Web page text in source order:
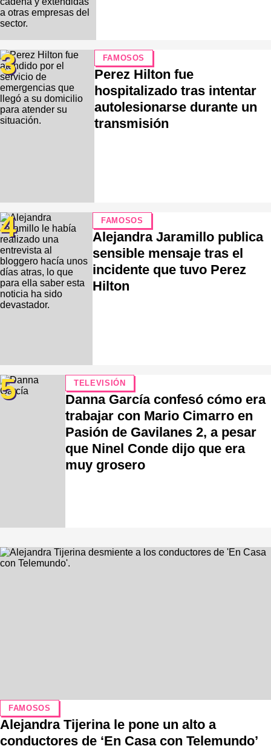
3 FAMOSOS
Perez Hilton fue
hospitalizado tras intentar
autolesionarse durante un
transmisión
4 FAMOSOS
Alejandra Jaramillo publica
sensible mensaje tras el
incidente que tuvo Perez
Hilton
5 TELEVISIÓN
Danna García confesó cómo era
trabajar con Mario Cimarro en
Pasión de Gavilanes 2, a pesar
que Ninel Conde dijo que era
muy grosero
FAMOSOS
Alejandra Tijerina le pone un alto a
conductores de ‘En Casa con Telemundo’